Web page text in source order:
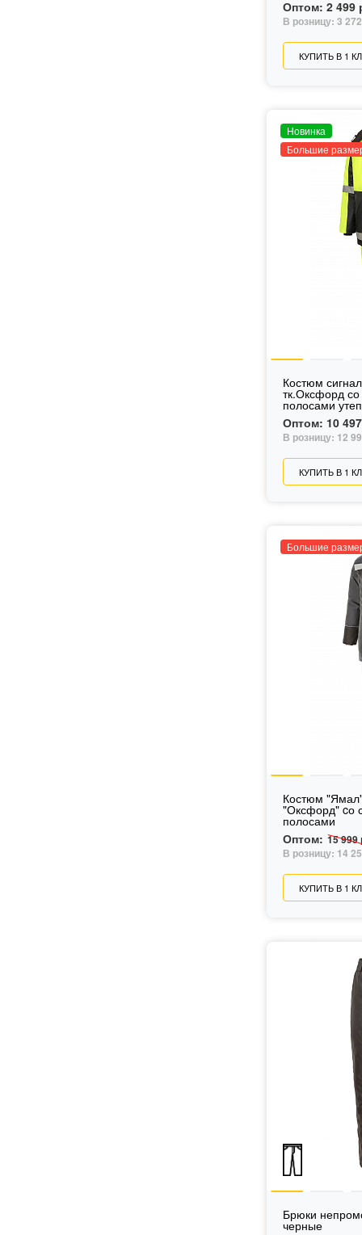
Оптом: 2 499
В розницу: 3
КУПИТЬ В 1
Новинка
Большие
Костюм
тк.Оксфорд
полосами
Оптом: 10
В розницу: 12
КУПИТЬ В 1
Большие
Костюм
"Оксфорд" cо световозвращающими
полосами
Оптом: 15 999
В розницу: 14
КУПИТЬ В 1
Брюки
черные